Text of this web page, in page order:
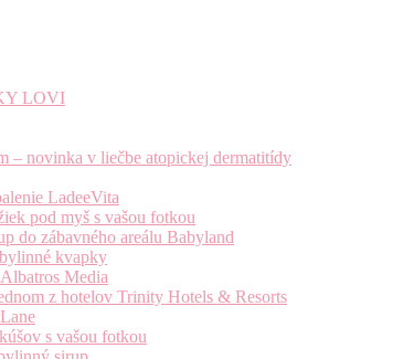
LOVI
– novinka v liečbe atopickej dermatitídy
LadeeVita
pod myš s vašou fotkou
do zábavného areálu Babyland
kvapky
Media
z hotelov Trinity Hotels & Resorts
s vašou fotkou